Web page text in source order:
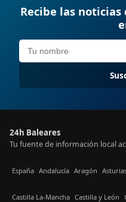
Recibe las
24h Baleares
Tu fuente de información local
España Andalucía Aragón
Castilla La-Mancha Castilla y León